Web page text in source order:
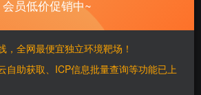
分析实战/
Malware Analysis Labs.
代码分析实战.pdf
取证.pdf
光 恶意软件和Rootkit安全.pdf
会员低价促销中~
，全网最便宜独立环境靶场！
自助获取、ICP信息批量查询等功能已上